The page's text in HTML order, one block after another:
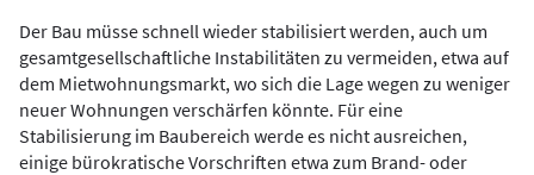
Der Bau müsse schnell wieder stabilisiert werden, auch um
gesamtgesellschaftliche Instabilitäten zu vermeiden, etwa auf
dem Mietwohnungsmarkt, wo sich die Lage wegen zu weniger
neuer Wohnungen verschärfen könnte. Für eine
Stabilisierung im Baubereich werde es nicht ausreichen,
einige bürokratische Vorschriften etwa zum Brand- oder